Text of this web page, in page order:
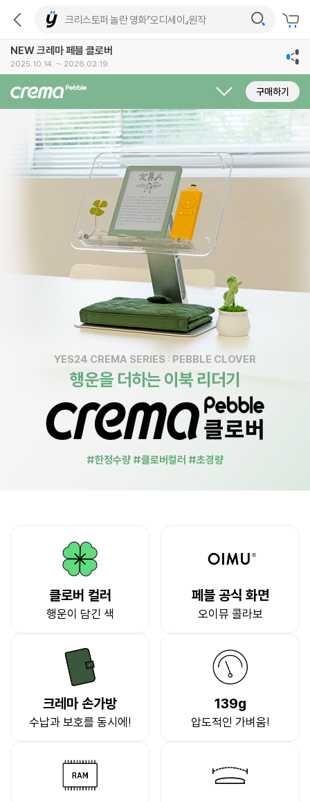
NEW 크레마 페블 클로버
2025.10.14. ~ 2026.02.19.
구매하기
YES24 CREMA SERIES : PEBBLE CLOVER
행운을 더하는 이북 리더기
#한정수량 #클로버컬러 #초경량
클로버 컬러
행운이 담긴 색
페블 공식 화면
오이뮤 콜라보
크레마 손가방
수납과 보호를 동시에!
139g
압도적인 가벼움!